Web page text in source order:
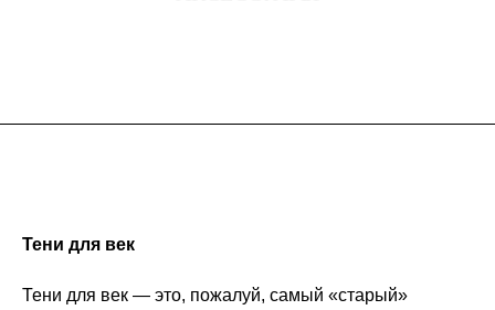
Тени для век
Тени для век — это, пожалуй, самый «старый»